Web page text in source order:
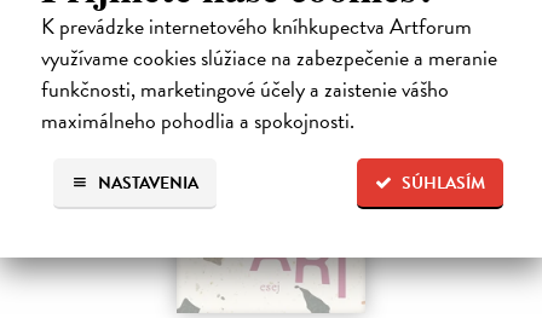
K prevádzke internetového kníhkupectva Artforum
využívame cookies slúžiace na zabezpečenie a meranie
funkčnosti, marketingové účely a zaistenie vášho
maximálneho pohodlia a spokojnosti.
SÚHLASÍM
NASTAVENIA
na sklade